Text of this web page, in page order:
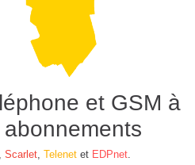
et GSM à
Scarlet Telenet et EDPnet